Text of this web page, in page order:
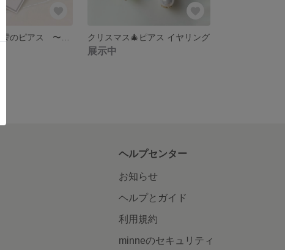
クリスマス🎄ピアス イヤリング
展示中
ヘルプセンター
お知らせ
ヘルプとガイド
利用規約
minneのセキュリティ